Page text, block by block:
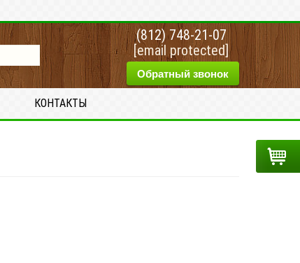
(812) 748-21-07
[email protected]
Обратный звонок
КОНТАКТЫ